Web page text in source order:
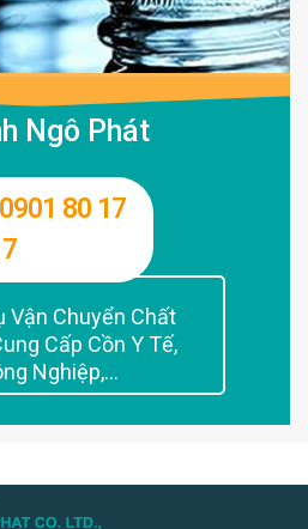
Ngô Phát
80 17
Vận Chuyển Chất
Cấp Cồn Y Tế,
Nghiệp,...